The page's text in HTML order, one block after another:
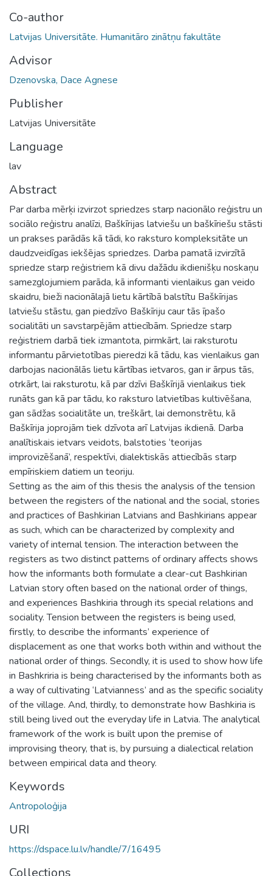
Co-author
Latvijas Universitāte. Humanitāro zinātņu fakultāte
Advisor
Dzenovska, Dace Agnese
Publisher
Latvijas Universitāte
Language
lav
Abstract
Par darba mērķi izvirzot spriedzes starp nacionālo reģistru un
sociālo reģistru analīzi, Baškīrijas latviešu un baškīriešu stāsti
un prakses parādās kā tādi, ko raksturo kompleksitāte un
daudzveidīgas iekšējas spriedzes. Darba pamatā izvirzītā
spriedze starp reģistriem kā divu dažādu ikdienišķu noskaņu
samezglojumiem parāda, kā informanti vienlaikus gan veido
skaidru, bieži nacionālajā lietu kārtībā balstītu Baškīrijas
latviešu stāstu, gan piedzīvo Baškīriju caur tās īpašo
socialitāti un savstarpējām attiecībām. Spriedze starp
reģistriem darbā tiek izmantota, pirmkārt, lai raksturotu
informantu pārvietotības pieredzi kā tādu, kas vienlaikus gan
darbojas nacionālās lietu kārtības ietvaros, gan ir ārpus tās,
otrkārt, lai raksturotu, kā par dzīvi Baškīrijā vienlaikus tiek
runāts gan kā par tādu, ko raksturo latvietības kultivēšana,
gan sādžas socialitāte un, treškārt, lai demonstrētu, kā
Baškīrija joprojām tiek dzīvota arī Latvijas ikdienā. Darba
analītiskais ietvars veidots, balstoties ‘teorijas
improvizēšanā’, respektīvi, dialektiskās attiecībās starp
empīriskiem datiem un teoriju.
Setting as the aim of this thesis the analysis of the tension
between the registers of the national and the social, stories
and practices of Bashkirian Latvians and Bashkirians appear
as such, which can be characterized by complexity and
variety of internal tension. The interaction between the
registers as two distinct patterns of ordinary affects shows
how the informants both formulate a clear-cut Bashkirian
Latvian story often based on the national order of things,
and experiences Bashkiria through its special relations and
sociality. Tension between the registers is being used,
firstly, to describe the informants’ experience of
displacement as one that works both within and without the
national order of things. Secondly, it is used to show how life
in Bashkriria is being characterised by the informants both as
a way of cultivating ‘Latvianness’ and as the specific sociality
of the village. And, thirdly, to demonstrate how Bashkiria is
still being lived out the everyday life in Latvia. The analytical
framework of the work is built upon the premise of
improvising theory, that is, by pursuing a dialectical relation
between empirical data and theory.
Keywords
Antropoloģija
URI
https://dspace.lu.lv/handle/7/16495
Collections